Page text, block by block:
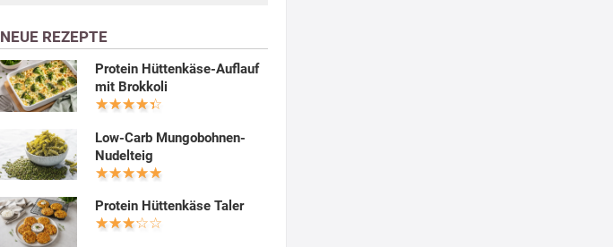
NEUE REZEPTE
Protein Hüttenkäse-Auflauf
mit Brokkoli
Low-Carb Mungobohnen-
Nudelteig
Protein Hüttenkäse Taler